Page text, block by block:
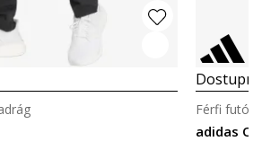
adidas
Férfi futó